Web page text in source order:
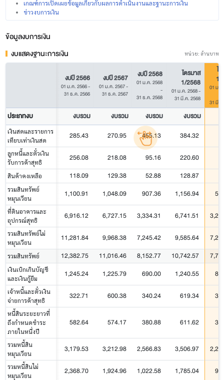
เกณฑ์การเปิดเผยข้อมูลเกี่ยวกับผลการดำเนินงานและฐานะการเงิน
ข่าวงบการเงิน
ข้อมูลงบการเงิน
งบแสดงฐานะการเงิน
หน่วย: ล้านบาท
งบปี 2566
01 ม.ค. 2566-
31 ธ.ค. 2566
งบปี 2567
01 ม.ค. 2567-
31 ธ.ค. 2567
งบปี 2568
01 ม.ค. 2568
-
31 ธ.ค. 2568
ไตรมาส
1/2568
01 ม.ค. 2568-
31 มี.ค. 2568
ไ
1/
01 ม.ค
31 มี.ค
ประเภทงบ งบรวม งบรวม งบรวม งบรวม
เงินสดและรายการ
เทียบเท่าเงินสด
285.43 270.95 455.13 384.32
ลูกหนี้และตั๋วเงิน
รับการค้าสุทธิ
256.08 218.08 95.16 220.60
สินค้าคงเหลือ 118.09 129.38 52.88 128.87
รวมสินทรัพย์
หมุนเวียน
1,100.91 1,048.09 907.36 1,156.94
ที่ดินอาคารและ
อุปกรณ์สุทธิ
6,916.12 6,727.15 3,334.31 6,741.51
รวมสินทรัพย์ไม่
หมุนเวียน
11,281.84 9,968.38 7,245.42 9,585.64
รวมสินทรัพย์ 12,382.75 11,016.46 8,152.77 10,742.57
เงินเบิกเกินบัญชี
และเงินกู้ยืม
1,245.24 1,225.79 690.00 1,240.55
เจ้าหนี้และตั๋วเงิน
จ่ายการค้าสุทธิ
322.71 600.38 340.24 619.34
หนี้สินระยะยาวที่
ถึงกำหนดชำระ
ภายในหนึ่งปี
582.64 574.17 380.88 611.62
รวมหนี้สิน
หมุนเวียน
3,179.53 3,212.98 2,566.83 3,506.97
รวมหนี้สินไม่
หมุนเวียน
2,368.70 1,924.96 1,022.58 1,785.04